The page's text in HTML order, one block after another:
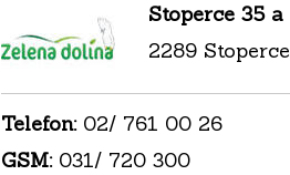
Stoperce 35 a
2289 Stoperce
Telefon:02/ 761 00 26
GSM:031/ 720 300